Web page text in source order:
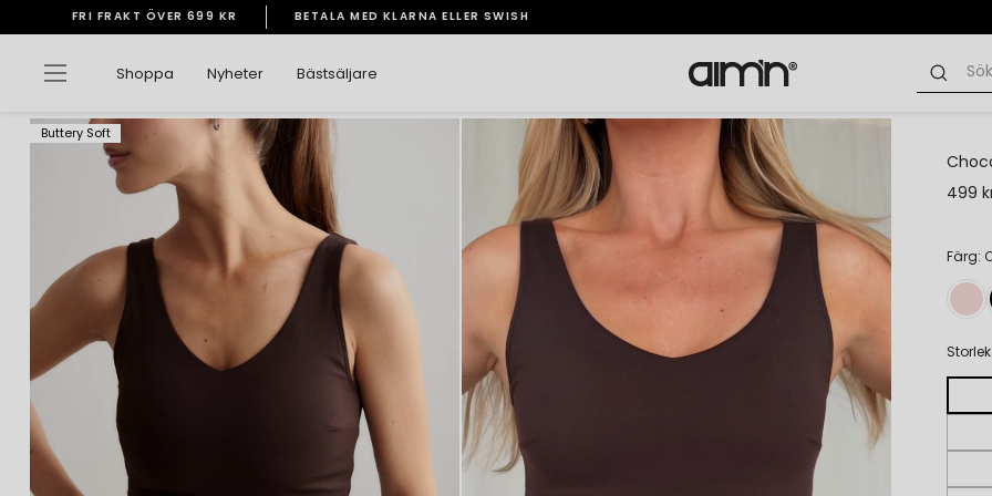
vidare
innehåll
Pausa
bildspelet
FRI FRAKT ÖVER 699 KR BETALA MED KLARNA ELLER SWISH
Sidnavigering
Shoppa Nyheter Bästsäljare
Buttery Soft
499
Färg: